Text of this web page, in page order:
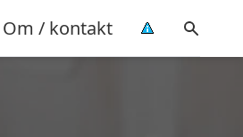
Om / kontakt